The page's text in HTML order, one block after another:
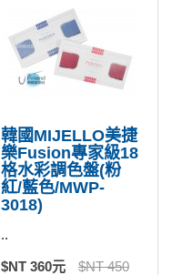
韓國MIJELLO美捷
樂Fusion專家級18
格水彩調色盤(粉
紅/藍色/MWP-
3018)
..
$NT 360元
$NT 450